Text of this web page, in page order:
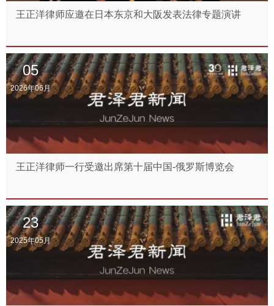
王正洋律师应邀在日本东京和大阪发表法律专题演讲
05
2026年06月
王正洋律师一行受邀出席第十届中国-俄罗斯博览会
23
2025年05月